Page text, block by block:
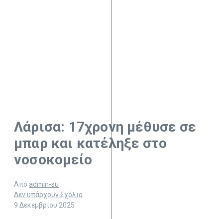
Λάρισα: 17χρονη μέθυσε σε
μπαρ και κατέληξε στο
νοσοκομείο
Από admin-su
Δεν υπάρχουν Σχόλια
9 Δεκεμβρίου 2025